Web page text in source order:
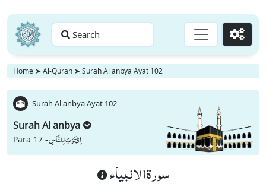
Search Go
Home ➤ Al-Quran ➤ Surah Al anbya Ayat 102
Surah Al anbya Ayat 102
Surah Al anbya
Para 17 -اِقْتَرَبَ لِلنَّاسِ
سورة الانبياء